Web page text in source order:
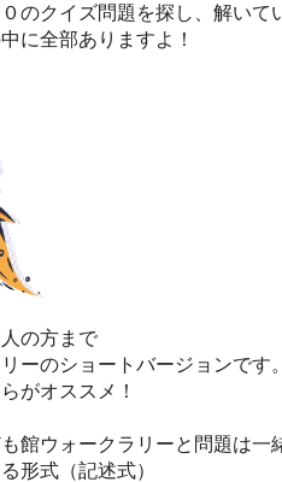
のクイズ問題を探し、解いて
に全部ありますよ！
の方まで
ーのショートバージョンです。
がオススメ！
館ウォークラリーと問題は一
形式（記述式）